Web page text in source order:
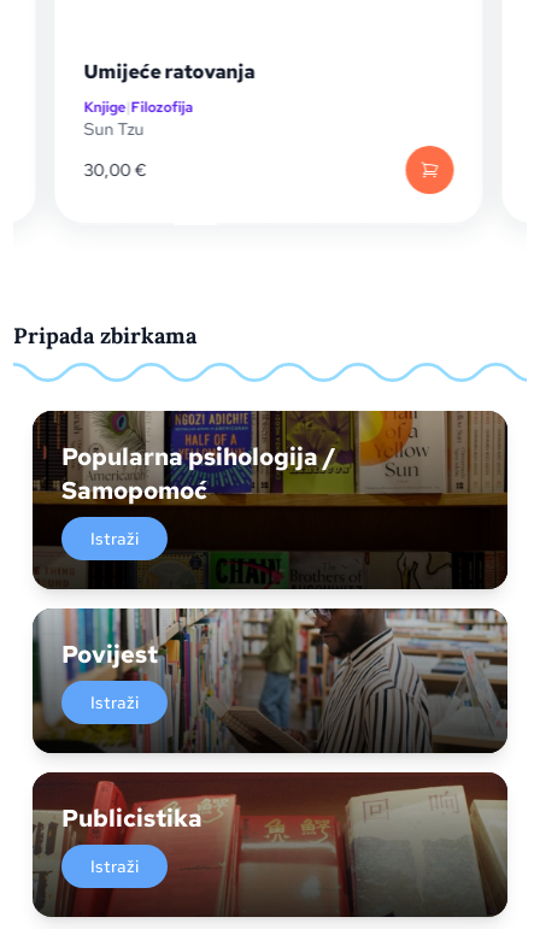
ratovanja
Filozofija
31,90
Pripada zbirkama
Popularna psihologija /
Samopomoć
Istraži
Povijest
Istraži
Publicistika
Istraži